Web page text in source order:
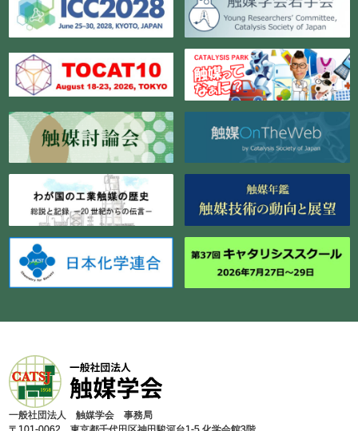
⼀般社団法⼈ 触媒学会 事務局